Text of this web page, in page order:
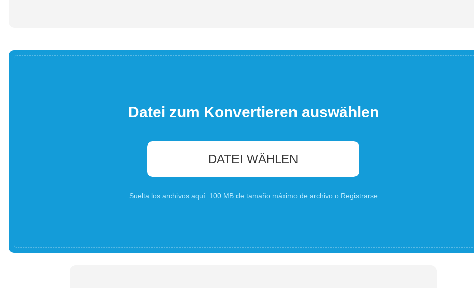
Datei zum Konvertieren auswählen
DATEI WÄHLEN
Suelta los archivos aquí. 100 MB de tamaño máximo de archivo o Registrarse